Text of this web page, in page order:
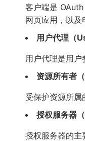
客户端是
网页应用，以
用户代理（
用户代理是用
资源所有者
受保护资源所
授权服务器
授权服务器的主